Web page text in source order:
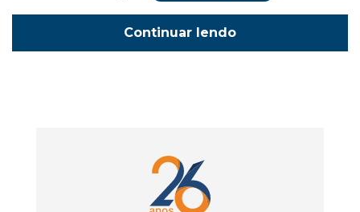
Continuar lendo